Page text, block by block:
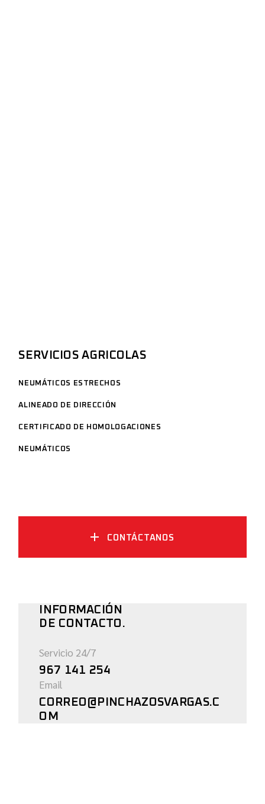
SERVICIOS AGRICOLAS
NEUMÁTICOS ESTRECHOS
ALINEADO DE DIRECCIÓN
CERTIFICADO DE HOMOLOGACIONES
NEUMÁTICOS
CONTÁCTANOS
INFORMACIÓN
DE CONTACTO.
Servicio 24/7
967 141 254
Email
CORREO@PINCHAZOSVARGAS.C
OM